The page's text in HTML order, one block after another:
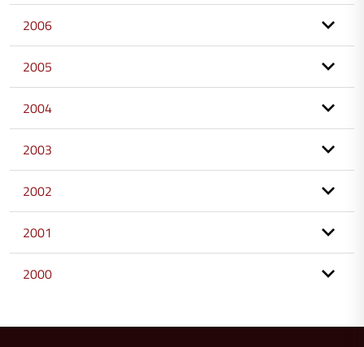
2006
2005
2004
2003
2002
2001
2000
del